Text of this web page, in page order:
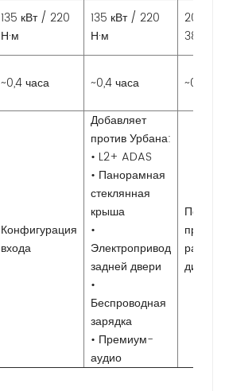
135 кВт / 220
Н·м
135 кВт / 220
Н·м
205
385
~0,4 часа ~0,4 часа ~0,6
Конфигурация
входа
Добавляет
против Урбана:
• L2+ ADAS
• Панорамная
стеклянная
крыша
•
Электропривод
задней двери
•
Беспроводная
зарядка
• Премиум-
аудио
Полный